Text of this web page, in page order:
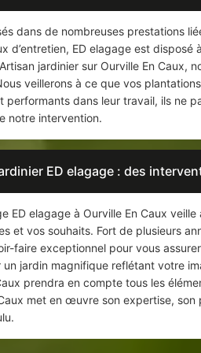
dans de nombreuses prestations
d’entretien, ED elagage est
jardinier sur Ourville En Caux,
veillerons à ce que vos
performants dans leur travail, ils ne
notre intervention.
ED elagage : des
ED elagage à Ourville En Caux
et vos souhaits. Fort de plusieurs
faire exceptionnel pour vous
un jardin magnifique reflétant votre
prendra en compte tous les
met en œuvre son expertise, son